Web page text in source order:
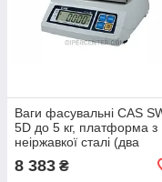
Ваги фасувальні CAS
5D до 5 кг, платформа з
неіржавкої сталі (два
індикатори)
8 383 ₴